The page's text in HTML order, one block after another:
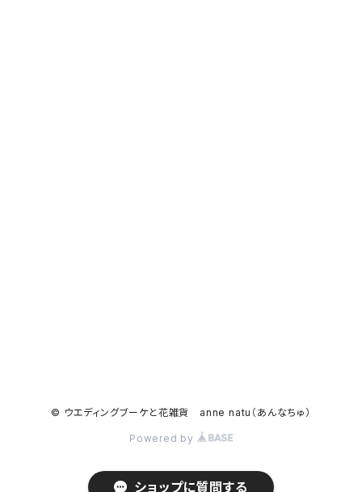
© ウエディングブーケと花雑貨 anne natu（あんなちゅ）
Powered by
ショップに質問する